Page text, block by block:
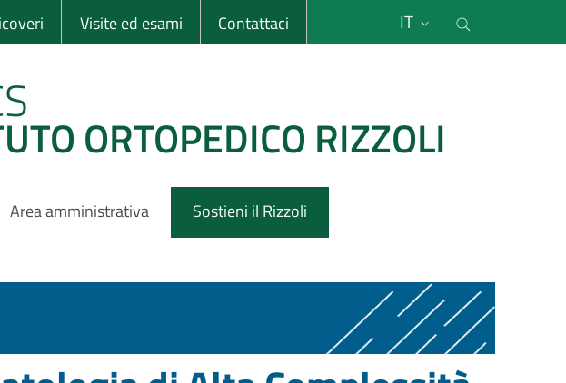
Rizzoli
Visite ed esami Contattaci IT
ORTOPEDICO RIZZOLI
Area amministrativa Sostieni il Rizzoli